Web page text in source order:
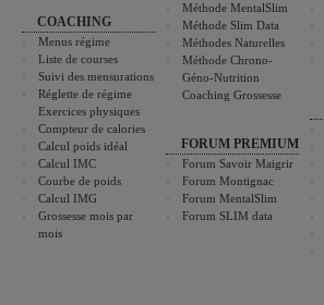
COACHING
Menus régime
Liste de courses
Suivi des mensurations
Réglette de régime
Exercices physiques
Compteur de calories
Calcul poids idéal
Calcul IMC
Courbe de poids
Calcul IMG
Grossesse mois par
mois
Méthode MentalSlim
Méthode Slim Data
Méthodes Naturelles
Méthode Chrono-
Géno-Nutrition
Coaching Grossesse
FORUM PREMIUM
Forum Savoir Maigrir
Forum Montignac
Forum MentalSlim
Forum SLIM data